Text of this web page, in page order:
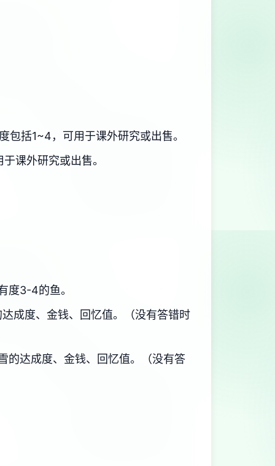
括1~4，可用于课外研究或出售。
课外研究或出售。
度3-4的鱼。
成度、金钱、回忆值。（没有答错时
的达成度、金钱、回忆值。（没有答